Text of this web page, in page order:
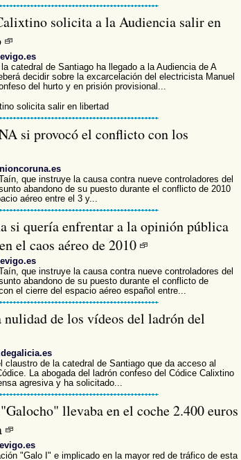
solicita a la Audiencia salir en
catedral de Santiago ha llegado a la Audiencia de A
decidir sobre la excarcelación del electricista Manuel
del hurto y en prisión provisional...
solicita salir en libertad
si provocó el conflicto con los
que instruye la causa contra nueve controladores del
abandono de su puesto durante el conflicto de 2010
aéreo entre el 3 y...
si quería enfrentar a la opinión pública
el caos aéreo de 2010
que instruye la causa contra nueve controladores del
abandono de su puesto durante el conflicto de
el cierre del espacio aéreo español entre...
nulidad de los vídeos del ladrón del
claustro de la catedral de Santiago que da acceso al
La abogada del ladrón confeso del Códice Calixtino
agresiva y ha solicitado...
llevaba en el coche 2.400 euros
"Galo I" e implicado en la mayor red de tráfico de esta